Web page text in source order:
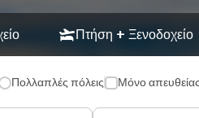
Πτήση + Ξενοδοχείο
Πολλαπλές πόλεις Μόνο